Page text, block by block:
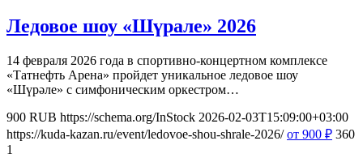
Ледовое шоу «Шүрале» 2026
14 февраля 2026 года в спортивно-концертном комплексе
«Татнефть Арена» пройдет уникальное ледовое шоу
«Шүрәле» с симфоническим оркестром…
900 RUB https://schema.org/InStock 2026-02-03T15:09:00+03:00
https://kuda-kazan.ru/event/ledovoe-shou-shrale-2026/ от 900 ₽ 360
1